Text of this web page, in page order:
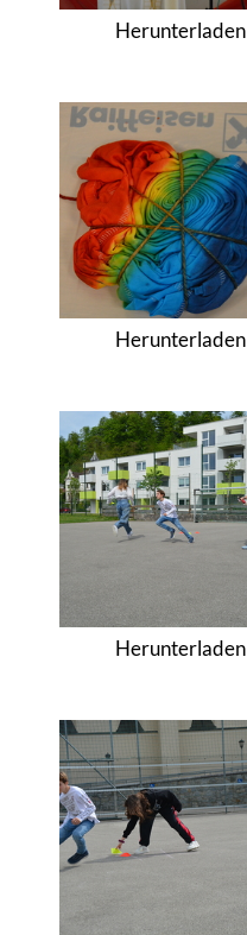
Herunterladen
Herunterladen
Herunterladen